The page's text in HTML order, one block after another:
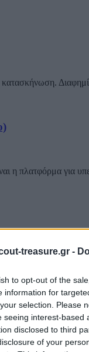
treasure.gr -
to opt-out of the
information for
selection. Please
seeing interest-based
disclosed to third
of your
η πλατφόρμα για
την οποία μπορούν
αλλά και